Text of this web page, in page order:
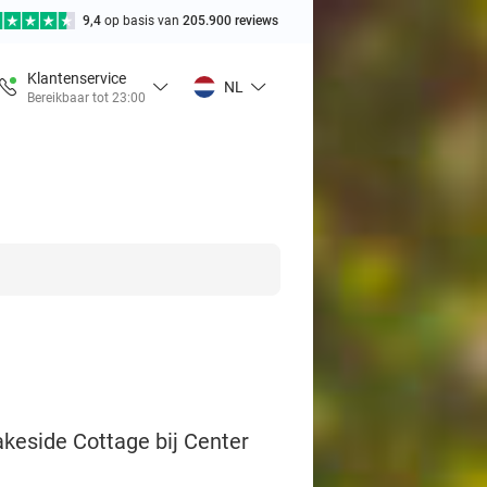
9,4 op basis van 205.900 reviews
Klantenservice
Bereikbaar tot 23:00
NL
Cottage bij Center